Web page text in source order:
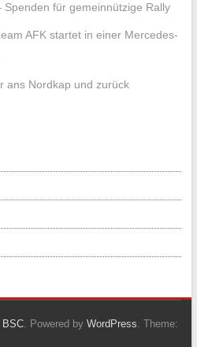
für gemeinnützige Rally
AFK startet in einer Mercedes-
ans Nordkap und zurück
BSC. Powered by WordPress. Theme: